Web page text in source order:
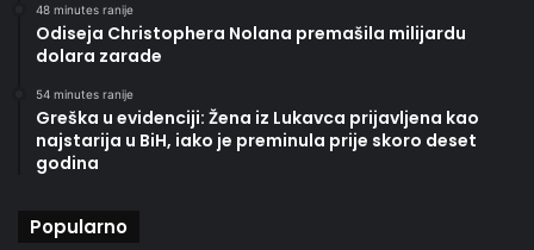
48 minutes ranije
Odiseja Christophera Nolana premašila milijardu
dolara zarade
54 minutes ranije
Greška u evidenciji: Žena iz Lukavca prijavljena kao
najstarija u BiH, iako je preminula prije skoro deset
godina
Popularno